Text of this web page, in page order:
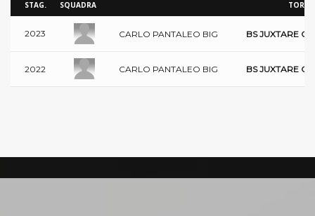
STAG. SQUADRA
2023 CARLO PANTALEO BIG BS JUXTARE
2022 CARLO PANTALEO BIG BS JUXTARE